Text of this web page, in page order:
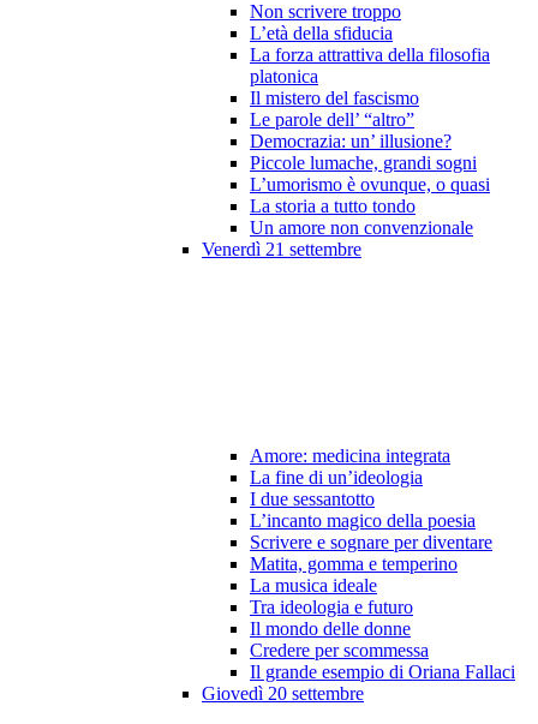
Non scrivere troppo
L’età della sfiducia
La forza attrattiva della filosofia
platonica
Il mistero del fascismo
Le parole dell’ “altro”
Democrazia: un’ illusione?
Piccole lumache, grandi sogni
L’umorismo è ovunque, o quasi
La storia a tutto tondo
Un amore non convenzionale
Venerdì 21 settembre
Amore: medicina integrata
La fine di un’ideologia
I due sessantotto
L’incanto magico della poesia
Scrivere e sognare per diventare
Matita, gomma e temperino
La musica ideale
Tra ideologia e futuro
Il mondo delle donne
Credere per scommessa
Il grande esempio di Oriana Fallaci
Giovedì 20 settembre